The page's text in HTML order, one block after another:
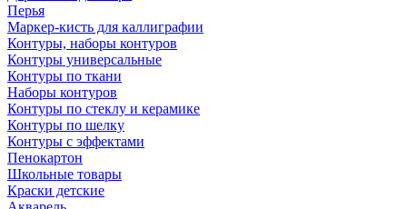
Перья
Маркер-кисть для каллиграфии
Контуры, наборы контуров
Контуры универсальные
Контуры по ткани
Наборы контуров
Контуры по стеклу и керамике
Контуры по шелку
Контуры с эффектами
Пенокартон
Школьные товары
Краски детские